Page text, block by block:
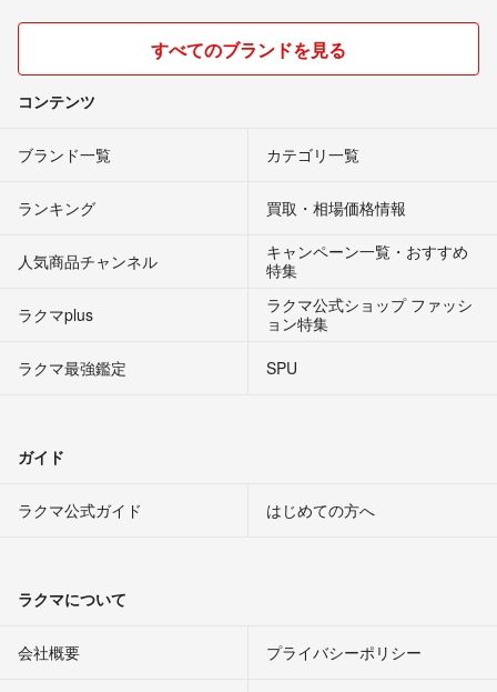
すべてのブランドを見る
コンテンツ
ブランド一覧 カテゴリ一覧
ランキング 買取・相場価格情報
人気商品チャンネル
キャンペーン一覧・おすすめ
特集
ラクマplus
ラクマ公式ショップ ファッシ
ョン特集
ラクマ最強鑑定
SPU
ガイド
ラクマ公式ガイド はじめての方へ
ラクマについて
会社概要 プライバシーポリシー